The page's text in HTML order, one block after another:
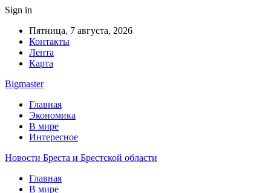
Sign in
Пятница, 7 августа, 2026
Контакты
Лента
Карта
Bigmaster
Главная
Экономика
В мире
Интересное
Новости Бреста и Брестской области
Главная
В мире